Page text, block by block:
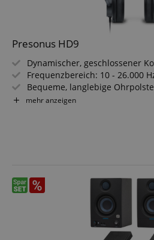
Presonus HD9
Dynamischer, geschlossener
Frequenzbereich: 10 - 26.000
Bequeme, langlebige
Hörmuscheln über 2 Achsen
mehr anzeigen